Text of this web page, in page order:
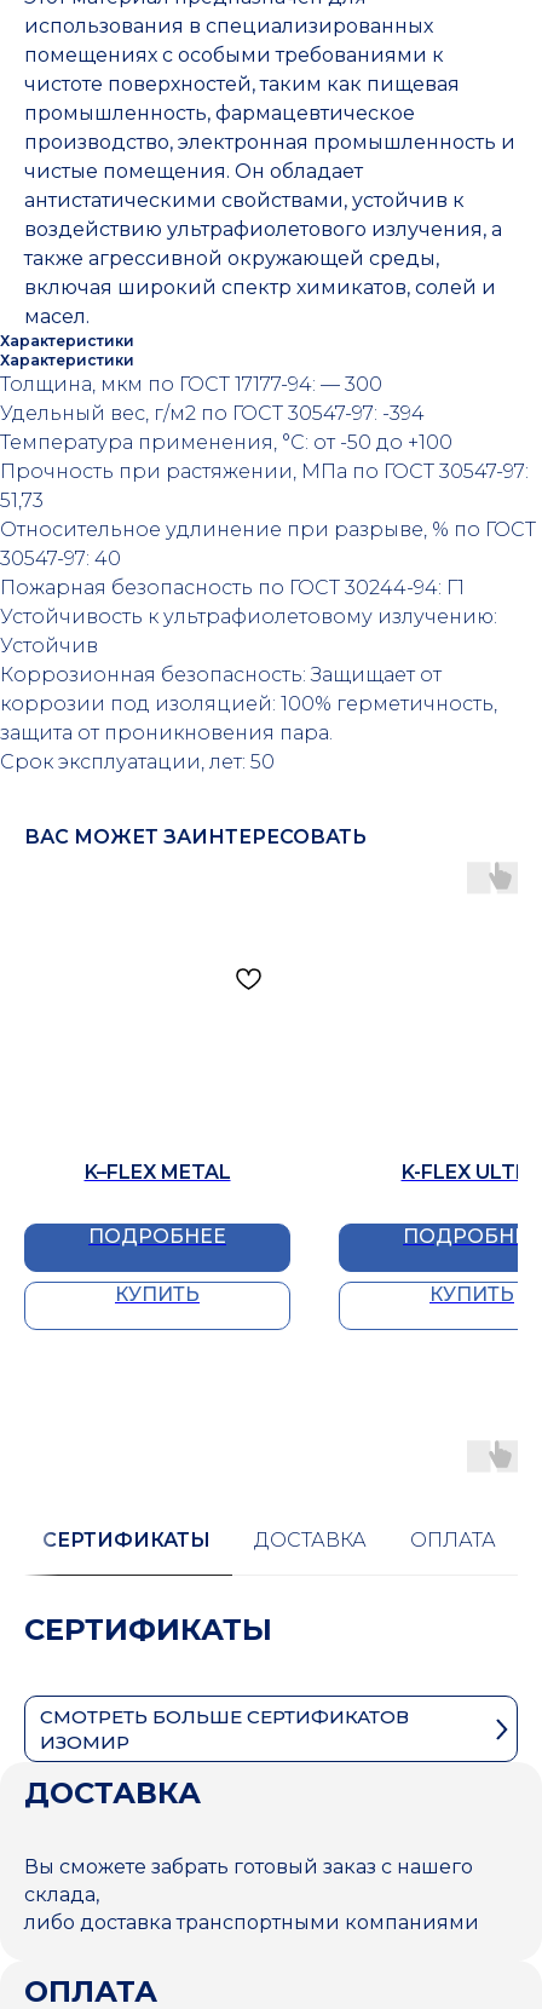
использования в специализированных
помещениях с особыми требованиями к
чистоте поверхностей, таким как пищевая
промышленность, фармацевтическое
производство, электронная промышленность и
чистые помещения. Он обладает
антистатическими свойствами, устойчив к
воздействию ультрафиолетового излучения, а
также агрессивной окружающей среды,
включая широкий спектр химикатов, солей и
масел.
Характеристики
Характеристики
Толщина, мкм по ГОСТ 17177-94: — 300
Удельный вес, г/м2 по ГОСТ 30547-97: -394
Температура применения, °С: от -50 до +100
Прочность при растяжении, МПа по ГОСТ 30547-97:
51,73
Относительное удлинение при разрыве, % по ГОСТ
30547-97: 40
Пожарная безопасность по ГОСТ 30244-94: Г1
Устойчивость к ультрафиолетовому излучению:
Устойчив
Коррозионная безопасность: Защищает от
коррозии под изоляцией: 100% герметичность,
защита от проникновения пара.
Срок эксплуатации, лет: 50
ВАС МОЖЕТ ЗАИНТЕРЕСОВАТЬ
K–FLEX METAL
ПОДРОБНЕЕ
КУПИТЬ
K-FLEX ULTRA
ПОДРОБНЕЕ
КУПИТЬ
СЕРТИФИКАТЫ ДОСТАВКА ОПЛАТА
СЕРТИФИКАТЫ
СМОТРЕТЬ БОЛЬШЕ СЕРТИФИКАТОВ
ИЗОМИР
ДОСТАВКА
Вы сможете забрать готовый заказ с нашего
склада,
либо доставка транспортными компаниями
ОПЛАТА